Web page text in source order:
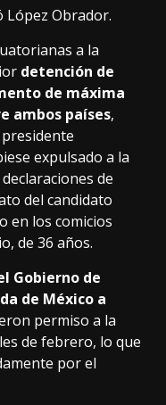
López Obrador.
a la
detención de
de máxima
ambos países,
expulsado a la
de
del candidato
en los comicios
de 36 años.
Gobierno de
de México a
permiso a la
de febrero, lo que
por el